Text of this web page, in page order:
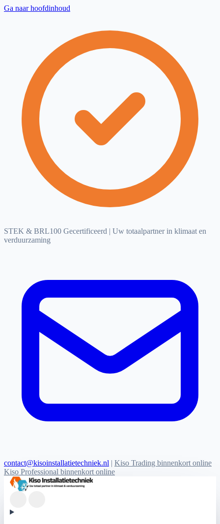
Ga naar hoofdinhoud
STEK & BRL100 Gecertificeerd | Uw totaalpartner in klimaat en
verduurzaming
contact@kisoinstallatietechniek.nl | Kiso Trading binnenkort online
Kiso Professional binnenkort online